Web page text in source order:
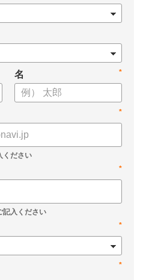
*
名
*
*
*
*